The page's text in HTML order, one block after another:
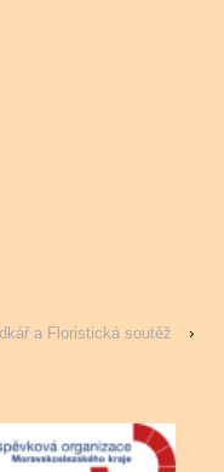
a Floristická soutěž
›